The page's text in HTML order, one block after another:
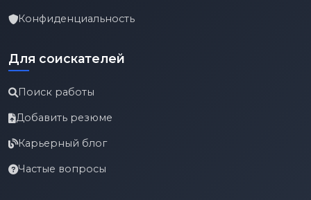
Конфиденциальность
Для соискателей
Поиск работы
Добавить резюме
Карьерный блог
Частые вопросы